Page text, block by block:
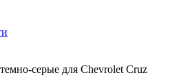
серые для Chevrolet Cruz